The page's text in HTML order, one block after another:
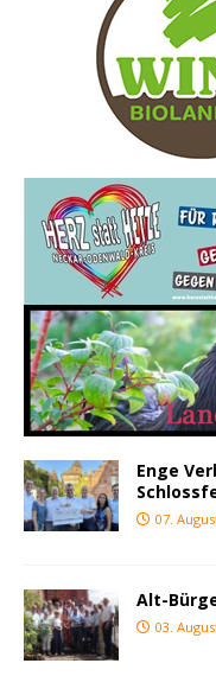
Enge
07.
Alt-
03.